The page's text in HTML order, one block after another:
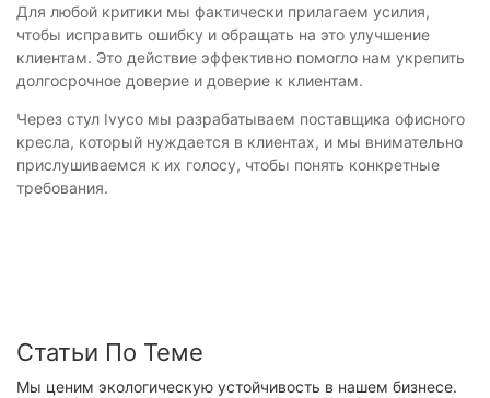
Для любой критики мы фактически прилагаем усилия,
чтобы исправить ошибку и обращать на это улучшение
клиентам. Это действие эффективно помогло нам укрепить
долгосрочное доверие и доверие к клиентам.
Через стул Ivyco мы разрабатываем поставщика офисного
кресла, который нуждается в клиентах, и мы внимательно
прислушиваемся к их голосу, чтобы понять конкретные
требования.
Статьи По Теме
Мы ценим экологическую устойчивость в нашем бизнесе.